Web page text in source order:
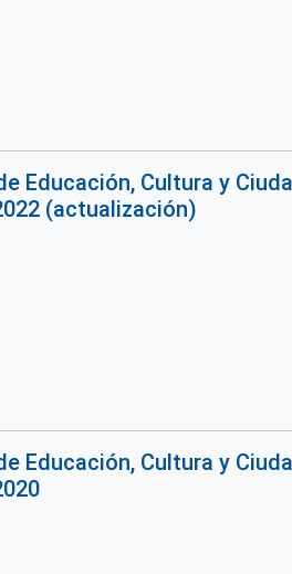
Educación, Cultura y
(actualización)
Educación, Cultura y